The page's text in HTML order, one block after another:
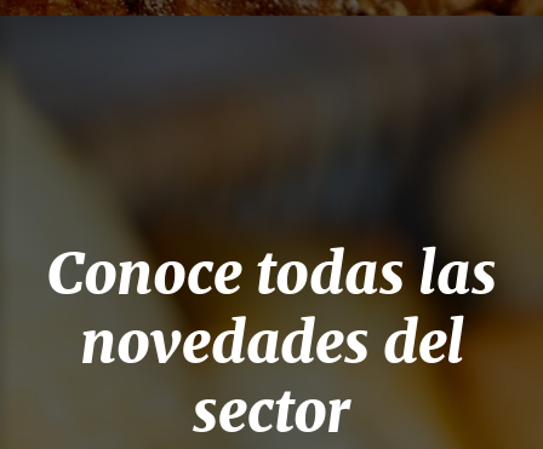
Conoce todas las
novedades del
sector